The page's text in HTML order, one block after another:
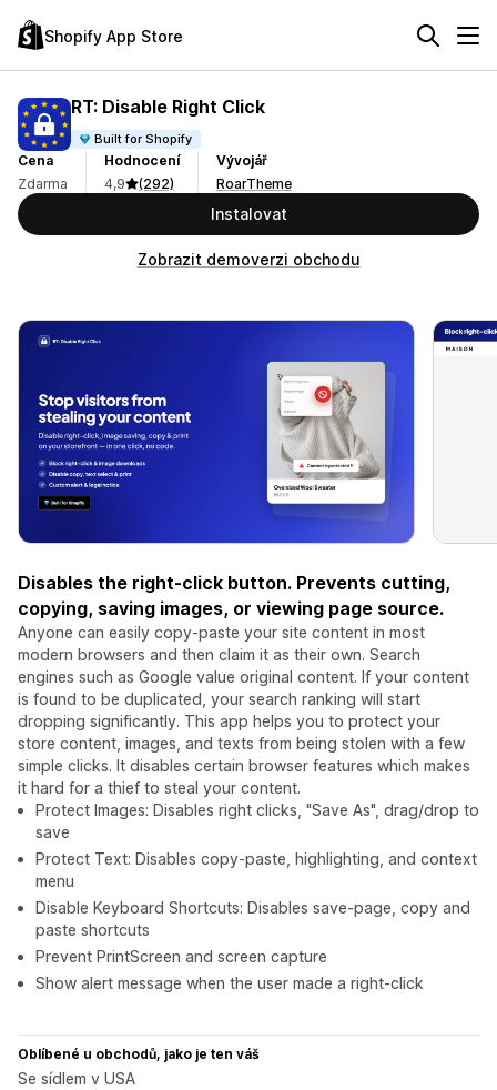
Shopify App Store
RT: Disable Right Click
Built for Shopify
Cena
Zdarma
Hodnocení
4,9
(292)
Vývojář
RoarTheme
Instalovat
Zobrazit demoverzi obchodu
Disables the right-click button. Prevents cutting,
copying, saving images, or viewing page source.
Anyone can easily copy-paste your site content in most
modern browsers and then claim it as their own. Search
engines such as Google value original content. If your content
is found to be duplicated, your search ranking will start
dropping significantly. This app helps you to protect your
store content, images, and texts from being stolen with a few
simple clicks. It disables certain browser features which makes
it hard for a thief to steal your content.
Protect Images: Disables right clicks, "Save As", drag/drop to
save
Protect Text: Disables copy-paste, highlighting, and context
menu
Disable Keyboard Shortcuts: Disables save-page, copy and
paste shortcuts
Prevent PrintScreen and screen capture
Show alert message when the user made a right-click
Oblíbené u obchodů, jako je ten váš
Se sídlem v USA